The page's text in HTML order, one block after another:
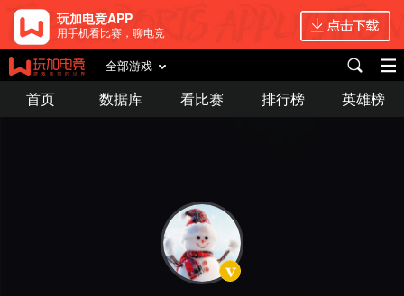
玩加电竞APP
用手机看比赛，聊电竞
全部游戏
首页 数据库 看比赛 排行榜 英雄榜